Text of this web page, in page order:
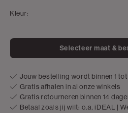
Kleur:
Selecteer maat &
Jouw bestelling wordt binnen 1
Gratis afhalen in al onze winkels
Gratis retourneren binnen 14
Betaal zoals jij wilt: o.a. iDEAL |